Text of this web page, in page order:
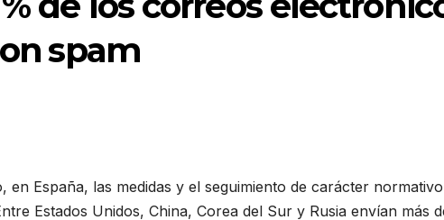
spam
en España, las medidas y el seguimiento de carácter
Estados Unidos, China, Corea del Sur y Rusia envían más